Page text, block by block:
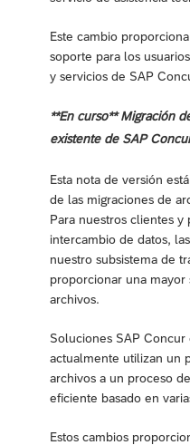
Este cambio
soporte para los
y servicios de SAP
**En curso** Migración
existente de SAP
Esta nota de versión
de las migraciones de
Para nuestros clientes
intercambio de datos,
nuestro subsistema de
proporcionar una mayor
archivos.
Soluciones SAP
actualmente utilizan un
archivos a un proceso
eficiente basado en
Estos cambios